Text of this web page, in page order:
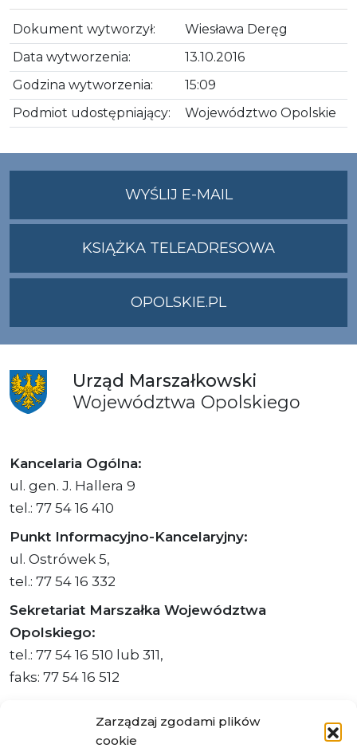
Zarządzaj zgodami plików
cookie
Dokument wytworzył:
Wiesława Deręg
Data wytworzenia:
13.10.2016
Godzina wytworzenia:
15:09
Podmiot udostępniający:
Województwo Opolskie
WYŚLIJ E-MAILNA
ADRES
KSIĄŻKA TELEADRESOWA
OPOLSKIE.PL
Urząd Marszałkowski
Województwa Opolskiego
Kancelaria Ogólna:
ul. gen. J. Hallera 9
tel.: 77 54 16 410
Punkt Informacyjno-Kancelaryjny:
ul. Ostrówek 5,
tel.: 77 54 16 332
Sekretariat Marszałka Województwa
Opolskiego:
tel.: 77 54 16 510 lub 311,
faks: 77 54 16 512